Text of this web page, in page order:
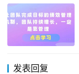
发表回复